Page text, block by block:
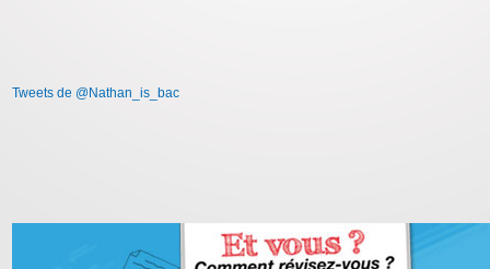
Tweets de @Nathan_is_bac